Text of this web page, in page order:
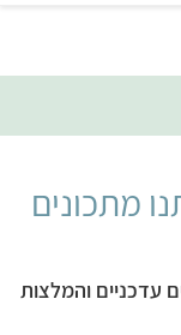
מתכונים
עדכניים והמלצות